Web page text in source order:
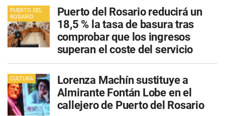
PUERTO DEL
ROSARIO
Puerto del Rosario reducirá un
18,5 % la tasa de basura tras
comprobar que los ingresos
superan el coste del servicio
CULTURA
Lorenza Machín sustituye a
Almirante Fontán Lobe en el
callejero de Puerto del Rosario